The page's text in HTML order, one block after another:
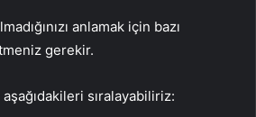
anlamak için bazı
gerekir.
sıralayabiliriz: